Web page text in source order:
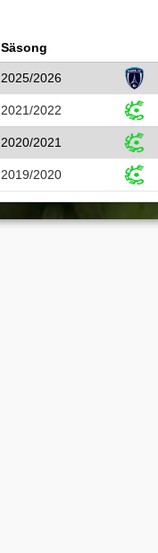
Säsong
2025/2026
2021/2022
2020/2021
2019/2020